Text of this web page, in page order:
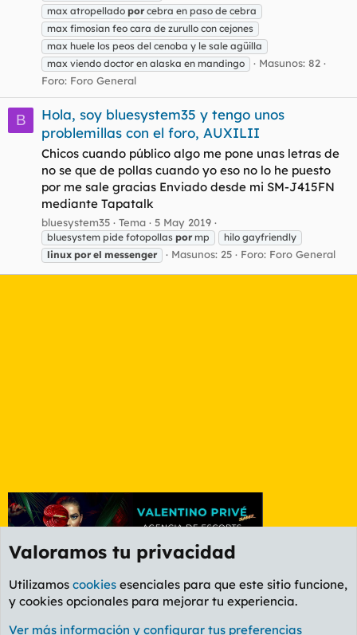
max atropellado por cebra en paso de cebra
max fimosian feo cara de zurullo con cejones
max huele los peos del cenoba y le sale agüilla
max viendo doctor en alaska en mandingo
Masunos: 82
Foro: Foro General
B
Hola, soy bluesystem35 y tengo unos
problemillas con el foro, AUXILII
Chicos cuando público algo me pone unas letras de
no se que de pollas cuando yo eso no lo he puesto
por me sale gracias Enviado desde mi SM-J415FN
mediante Tapatalk
bluesystem35 Tema 5 May 2019
bluesystem pide fotopollas por mp
hilo gayfriendly
linux por el messenger Masunos: 25 Foro: Foro General
Etiquetas
Valoramos tu privacidad
Utilizamos cookies esenciales para que este sitio funcione,
y cookies opcionales para mejorar tu experiencia.
Ver más información y configurar tus preferencias